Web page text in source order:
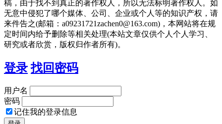
稿，由于找不到真正的著作权人，所以无法标明著作权人。如
无意中侵犯了哪个媒体、公司、企业或个人等的知识产权，请
来件告之(邮箱：a09231721zachen0@163.com)，本网站将在规
定时间内给予删除等相关处理(本站文章仅供个人个人学习、
研究或者欣赏，版权归作者所有)。
登录 找回密码
用户名
密码
记住我的登录信息